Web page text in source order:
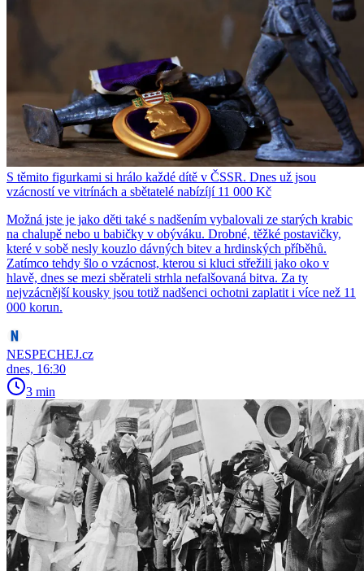
S těmito figurkami si hrálo každé dítě v ČSSR. Dnes už jsou
vzácností ve vitrínách a sbětatelé nabízíjí 11 000 Kč
Možná jste je jako děti také s nadšením vybalovali ze starých krabic
na chalupě nebo u babičky v obýváku. Drobné, těžké postavičky,
které v sobě nesly kouzlo dávných bitev a hrdinských příběhů.
Zatímco tehdy šlo o vzácnost, kterou si kluci střežili jako oko v
hlavě, dnes se mezi sběrateli strhla nefalšovaná bitva. Za ty
nejvzácnější kousky jsou totiž nadšenci ochotni zaplatit i více než 11
000 korun.
NESPECHEJ.cz
dnes, 16:30
3 min